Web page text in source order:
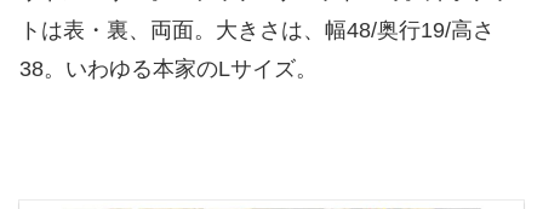
トは表・裏、両面。大きさは、幅48/奥行19/高さ
38。いわゆる本家のLサイズ。